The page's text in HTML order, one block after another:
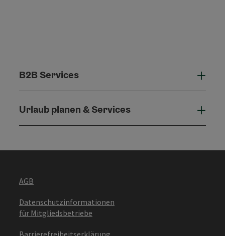
B2B Services
Urlaub planen & Services
AGB
Datenschutzinformationen
für Mitgliedsbetriebe
Barrierefreiheitserklärung